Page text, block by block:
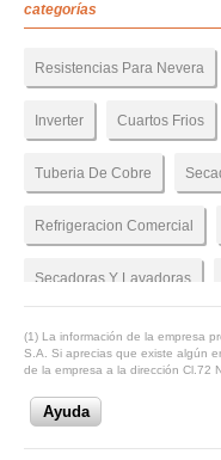
categorías
Resistencias Para Nevera
Inverter Cuartos Frios
Tuberia De Cobre
Refrigeracion Comercial
Secadoras Y Lavadoras
Repuestos De Aire
(1) La información de la empresa
S.A. Si aprecias que existe algún
de la empresa a la dirección Cl.72
Ayuda